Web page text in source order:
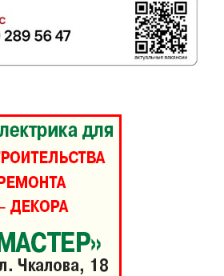
материалов